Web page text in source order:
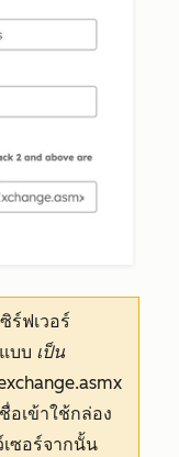
ร์ฟเวอร์
บบ เป็น
อเข้าใช้กล่อง
เซอร์จากนั้น